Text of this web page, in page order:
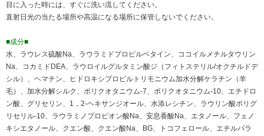
目に入った時には、すぐに洗い流してください。
直射日光の当たる場所や高温になる場所に保管しないでください。
■成分■
水、ラウレス硫酸Na、ラウラミドプロピルベタイン、ココイルメチルタウリン
Na、コカミドDEA、ラウロイルグルタミン酸ジ（フィトステリル/オクチルドデ
シル）、ヘマチン、ヒドロキシプロピルトリモニウム加水分解ケラチン（羊
毛）、加水分解シルク、ポリクオタニウム-7、ポリクオタニウム-10、エチドロ
ン酸、グリセリン、1，2-ヘキサンジオール、水添レシチン、ラウリン酸ポリグ
リセリル-10、ラウラミノプロピオン酸Na、安息香酸Na、エタノール、フェノ
キシエタノール、クエン酸、クエン酸Na、BG、トコフェロール、エチルパラ